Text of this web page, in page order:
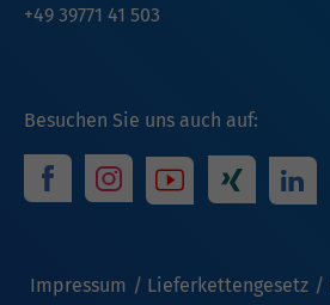
Besuchen Sie uns auch auf:
Impressum Lieferkettengesetz
+49 39771 41 503